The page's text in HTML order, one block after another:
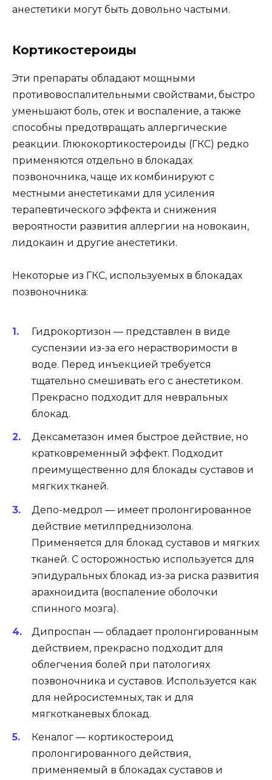
анестетики могут быть довольно частыми.
Кортикостероиды
Эти препараты обладают мощными
противовоспалительными свойствами, быстро
уменьшают боль, отек и воспаление, а также
способны предотвращать аллергические
реакции. Глюкокортикостероиды (ГКС) редко
применяются отдельно в блокадах
позвоночника, чаще их комбинируют с
местными анестетиками для усиления
терапевтического эффекта и снижения
вероятности развития аллергии на новокаин,
лидокаин и другие анестетики.
Некоторые из ГКС, используемых в блокадах
позвоночника:
Гидрокортизон — представлен в виде
суспензии из-за его нерастворимости в
воде. Перед инъекцией требуется
тщательно смешивать его с анестетиком.
Прекрасно подходит для невральных
блокад.
Дексаметазон имея быстрое действие, но
кратковременный эффект. Подходит
преимущественно для блокады суставов и
мягких тканей.
Депо-медрол — имеет пролонгированное
действие метилпреднизолона.
Применяется для блокад суставов и мягких
тканей. С осторожностью используется для
эпидуральных блокад из-за риска развития
арахноидита (воспаление оболочки
спинного мозга).
Дипроспан — обладает пролонгированным
действием, прекрасно подходит для
облегчения болей при патологиях
позвоночника и суставов. Используется как
для нейросистемных, так и для
мягкотканевых блокад.
Кеналог — кортикостероид
пролонгированного действия,
применяемый в блокадах суставов и